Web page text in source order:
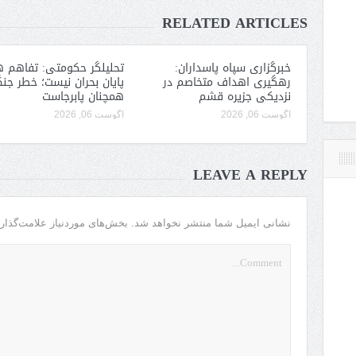
RELATED ARTICLES
خبرگزاری سپاه پاسداران:
رهگیری اهداف متخاصم در
نزدیکی جزیره قشم
آگوست 06, 2026
تحلیلگر حکومتی: تفاهم
پایان بحران نیست؛ خطر
همچنان پابرجاست
آگوست 06, 2026
LEAVE A REPLY
نشانی ایمیل شما منتشر نخواهد شد. بخش‌های موردنیاز